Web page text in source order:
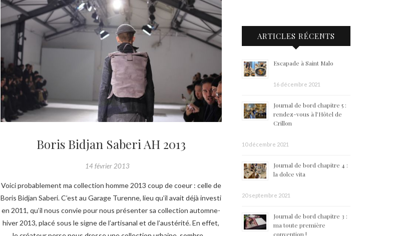
Boris Bidjan Saberi AH 2013
14 février 2013
Voici probablement ma collection homme 2013 coup de coeur : celle de
Boris Bidjan Saberi. C’est au Garage Turenne, lieu qu’il avait déjà investi
en 2011, qu’il nous convie pour nous présenter sa collection automne-
hiver 2013, placé sous le signe de l’artisanal et de l’austérité. En effet,
ARTICLES RÉCENTS
Escapade à Saint Malo
16 décembre 2021
Journal de bord chapitre 5 :
rendez-vous à l’Hôtel de
Crillon
10 décembre 2021
Journal de bord chapitre 4 :
la dolce vita
20 septembre 2021
Journal de bord chapitre 3 :
ma toute première
convention !